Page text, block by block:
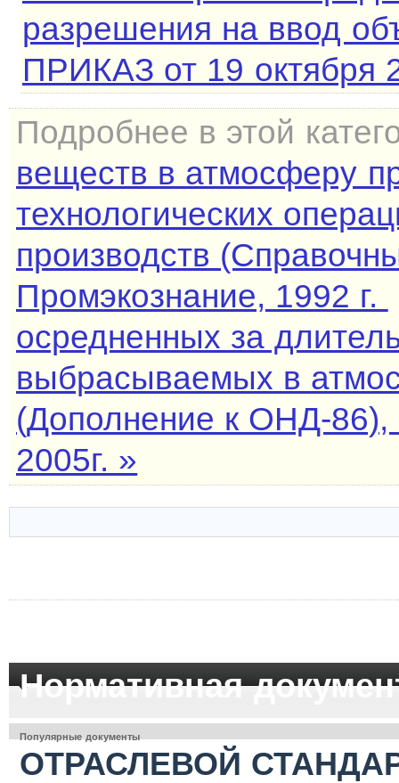
разрешения на ввод
ПРИКАЗ от 19 октября
Подробнее в этой
веществ в атмосферу
технологических
производств
Промэкознание, 1992 г.
осредненных за
выбрасываемых в
(Дополнение к ОНД-
2005г. »
Нормативная
Популярные документы
ОТРАСЛЕВОЙ